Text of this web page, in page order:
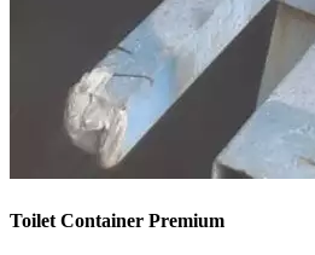
Toilet Container Premium